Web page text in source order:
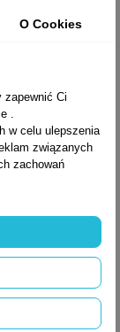
O Cookies
zapewnić Ci
.
w celu ulepszenia
związanych
zachowań